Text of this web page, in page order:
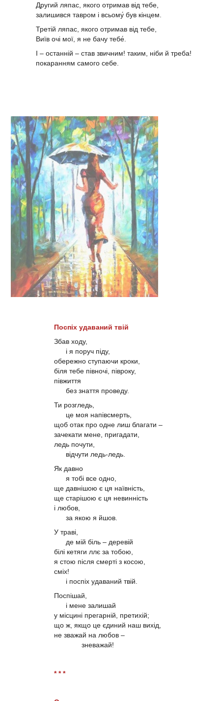
Другий ляпас, якого отримав від тебе,
залишився тавром і всьому́ був кінцем.
Третій ляпас, якого отримав від тебе,
Виїв очі мої, я не бачу тебе́.
І – останній – став звичним! таким, ніби й треба!
покаранням самого себе.
Поспіх удаваний твій
Збав ходу,
і я поруч піду,
обережно ступаючи кроки,
біля тебе півночі, півроку,
півжиття
без знаття проведу.
Ти розгледь,
це моя напівсмерть,
щоб отак про одне лиш благати –
зачекати мене, пригадати,
ледь почути,
відчути ледь-ледь.
Як давно
я тобі все одно,
ще давнішою є ця наївність,
ще старішою є ця невинність
і любов,
за якою я йшов.
У траві,
де мій біль – деревій
білі кетяги ллє за тобою,
я стою після смерті з косою,
сміх!
і поспіх удаваний твій.
Поспішай,
і мене залишай
у місцині прегарній, претихій;
що ж, якщо це єдиний наш вихід,
не зважай на любов –
зневажай!
* * *